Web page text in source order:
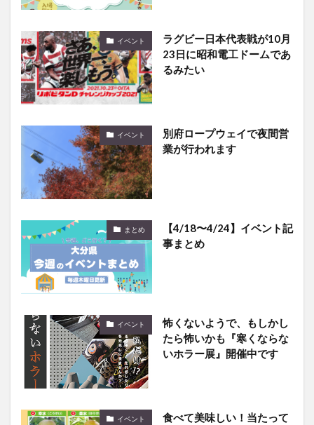
イベント
ラグビー日本代表戦が10月
23日に昭和電工ドームであ
るみたい
イベント
別府ロープウェイで夜間営
業が行われます
まとめ
【4/18〜4/24】イベント記
事まとめ
イベント
怖くないようで、もしかし
たら怖いかも『寒くならな
いホラー展』開催中です
イベント
食べて美味しい！当たって